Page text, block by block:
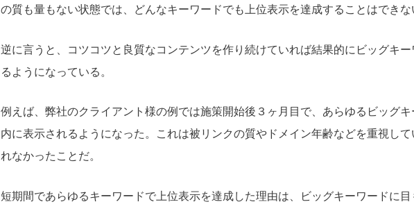
の質も量もない状態では、どんなキーワードでも上位表示を達成することはできな
逆に言うと、コツコツと良質なコンテンツを作り続けていれば結果的にビッグキー
るようになっている。
例えば、弊社のクライアント様の例では施策開始後３ヶ月目で、あらゆるビッグキ
内に表示されるようになった。これは被リンクの質やドメイン年齢などを重視し
れなかったことだ。
短期間であらゆるキーワードで上位表示を達成した理由は、ビッグキーワードに